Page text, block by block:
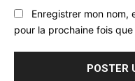
Enregistrer mon nom,
pour la prochaine fois